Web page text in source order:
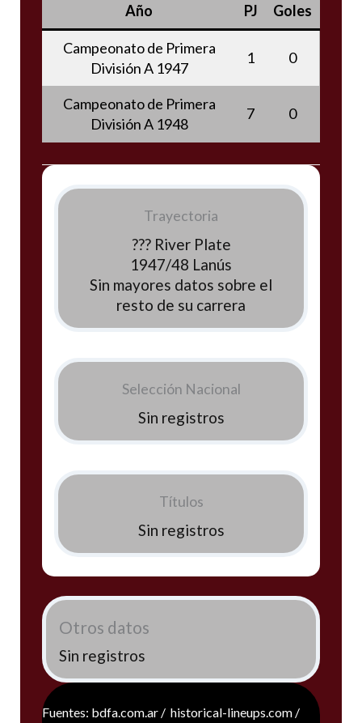
Año PJ Goles
Campeonato de Primera
División A 1947
1 0
Campeonato de Primera
División A 1948
7 0
Trayectoria
??? River Plate
1947/48 Lanús
Sin mayores datos sobre el
resto de su carrera
Selección Nacional
Sin registros
Títulos
Sin registros
Otros datos
Sin registros
Fuentes: bdfa.com.ar / historical-lineups.com /